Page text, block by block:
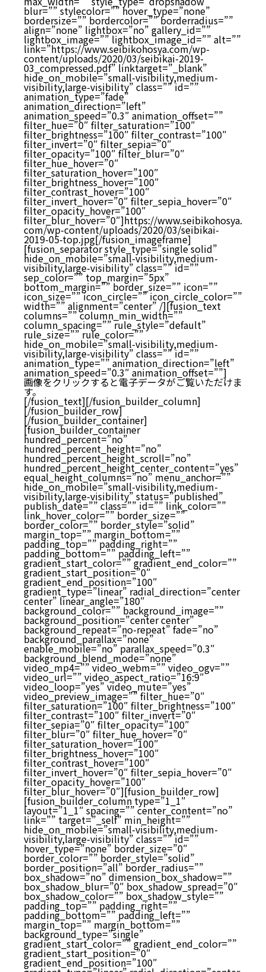
blur=”” stylecolor=”” hover_type=”none”
bordersize=”” bordercolor=”” borderradius=””
align=”none” lightbox=”no” gallery_id=””
lightbox_image=”” lightbox_image_id=”” alt=””
link=”https://www.seibikohosya.com/wp-
content/uploads/2020/03/seibikai-2019-
03_compressed.pdf” linktarget=”_blank”
hide_on_mobile=”small-visibility,medium-
visibility,large-visibility” class=”” id=””
animation_type=”fade”
animation_direction=”left”
animation_speed=”0.3″ animation_offset=””
filter_hue=”0″ filter_saturation=”100″
filter_brightness=”100″ filter_contrast=”100″
filter_invert=”0″ filter_sepia=”0″
filter_opacity=”100″ filter_blur=”0″
filter_hue_hover=”0″
filter_saturation_hover=”100″
filter_brightness_hover=”100″
filter_contrast_hover=”100″
filter_invert_hover=”0″ filter_sepia_hover=”0″
filter_opacity_hover=”100″
filter_blur_hover=”0″]https://www.seibikohosya.
com/wp-content/uploads/2020/03/seibikai-
2019-05-top.jpg[/fusion_imageframe]
[fusion_separator style_type=”single solid”
hide_on_mobile=”small-visibility,medium-
visibility,large-visibility” class=”” id=””
sep_color=”” top_margin=”5px”
bottom_margin=”” border_size=”” icon=””
icon_size=”” icon_circle=”” icon_circle_color=””
width=”” alignment=”center” /][fusion_text
columns=”” column_min_width=””
column_spacing=”” rule_style=”default”
rule_size=”” rule_color=””
hide_on_mobile=”small-visibility,medium-
visibility,large-visibility” class=”” id=””
animation_type=”” animation_direction=”left”
animation_speed=”0.3″ animation_offset=””]
画像をクリックすると電子データがご覧いただけま
す。
[/fusion_text][/fusion_builder_column]
[/fusion_builder_row]
[/fusion_builder_container]
[fusion_builder_container
hundred_percent=”no”
hundred_percent_height=”no”
hundred_percent_height_scroll=”no”
hundred_percent_height_center_content=”yes”
equal_height_columns=”no” menu_anchor=””
hide_on_mobile=”small-visibility,medium-
visibility,large-visibility” status=”published”
publish_date=”” class=”” id=”” link_color=””
link_hover_color=”” border_size=””
border_color=”” border_style=”solid”
margin_top=”” margin_bottom=””
padding_top=”” padding_right=””
padding_bottom=”” padding_left=””
gradient_start_color=”” gradient_end_color=””
gradient_start_position=”0″
gradient_end_position=”100″
gradient_type=”linear” radial_direction=”center
center” linear_angle=”180″
background_color=”” background_image=””
background_position=”center center”
background_repeat=”no-repeat” fade=”no”
background_parallax=”none”
enable_mobile=”no” parallax_speed=”0.3″
background_blend_mode=”none”
video_mp4=”” video_webm=”” video_ogv=””
video_url=”” video_aspect_ratio=”16:9″
video_loop=”yes” video_mute=”yes”
video_preview_image=”” filter_hue=”0″
filter_saturation=”100″ filter_brightness=”100″
filter_contrast=”100″ filter_invert=”0″
filter_sepia=”0″ filter_opacity=”100″
filter_blur=”0″ filter_hue_hover=”0″
filter_saturation_hover=”100″
filter_brightness_hover=”100″
filter_contrast_hover=”100″
filter_invert_hover=”0″ filter_sepia_hover=”0″
filter_opacity_hover=”100″
filter_blur_hover=”0″][fusion_builder_row]
[fusion_builder_column type=”1_1″
layout=”1_1″ spacing=”” center_content=”no”
link=”” target=”_self” min_height=””
hide_on_mobile=”small-visibility,medium-
visibility,large-visibility” class=”” id=””
hover_type=”none” border_size=”0″
border_color=”” border_style=”solid”
border_position=”all” border_radius=””
box_shadow=”no” dimension_box_shadow=””
box_shadow_blur=”0″ box_shadow_spread=”0″
box_shadow_color=”” box_shadow_style=””
padding_top=”” padding_right=””
padding_bottom=”” padding_left=””
margin_top=”” margin_bottom=””
background_type=”single”
gradient_start_color=”” gradient_end_color=””
gradient_start_position=”0″
gradient_end_position=”100″